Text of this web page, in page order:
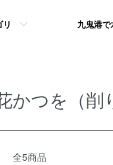
九鬼港
かつを（削
全5商品